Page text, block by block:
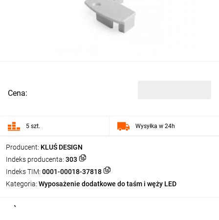
Producent: KLUŚ DESIGN
Indeks producenta: 303
Indeks TIM: 0001-00018-37818
Kategoria: Wyposażenie dodatkowe do taśm i węży LED
Cena:
5 szt. Wysyłka w 24h